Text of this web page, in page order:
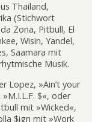
Thailand,
(Stichwort
Zona, Pitbull, El
Wisin, Yandel,
Saamara mit
Musik.
Lopez, »Ain’t your
$«, oder
mit »Wicked«,
$ign mit »Work